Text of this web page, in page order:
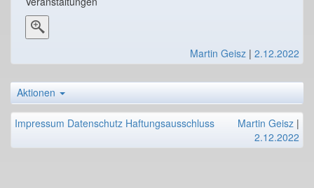
Martin Geisz | 2.12.2022
Aktionen
Impressum Datenschutz Haftungsausschluss Martin Geisz |
2.12.2022